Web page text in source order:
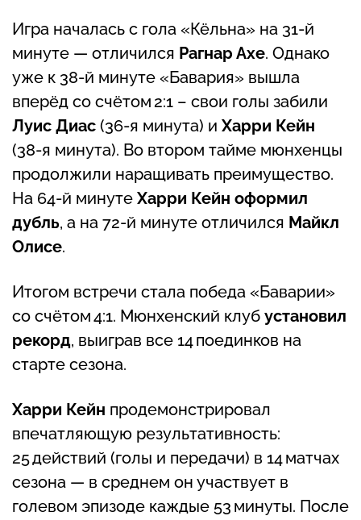
Игра началась с гола «Кёльна» на 31‑й
минуте — отличился Рагнар Ахе. Однако
уже к 38‑й минуте «Бавария» вышла
вперёд со счётом 2:1 – свои голы забили
Луис Диас (36‑я минута) и Харри Кейн
(38‑я минута). Во втором тайме мюнхенцы
продолжили наращивать преимущество.
На 64‑й минуте Харри Кейн оформил
дубль, а на 72‑й минуте отличился Майкл
Олисе.
Итогом встречи стала победа «Баварии»
со счётом 4:1. Мюнхенский клуб установил
рекорд, выиграв все 14 поединков на
старте сезона.
Харри Кейн продемонстрировал
впечатляющую результативность:
25 действий (голы и передачи) в 14 матчах
сезона — в среднем он участвует в
голевом эпизоде каждые 53 минуты. После